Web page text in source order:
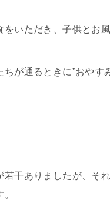
いただき、子供とお
が通るときに”おやす
若干ありましたが、そ